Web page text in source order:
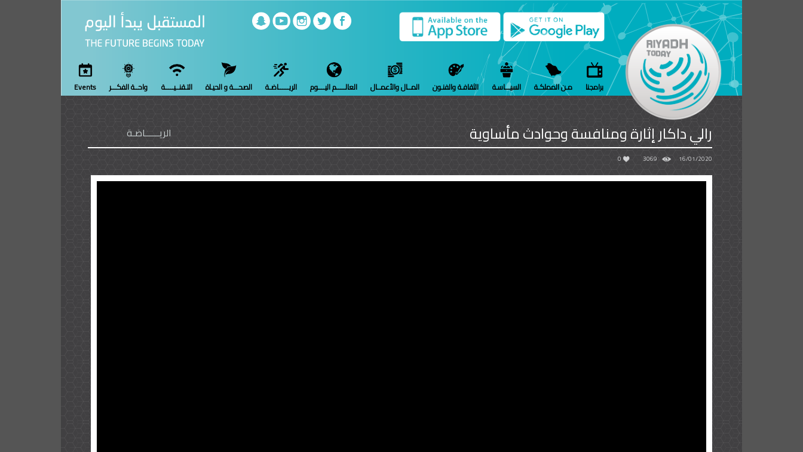
برامجنا مـن المملكـة السيـــاسـة الثقافـة والفنـون المــال والأعمــال العالـــــم اليــــوم الريــــــاضـة الصحـــة و الحيـاة التـقنــيـــــة واحــة الفكـــر Events
رالي داكار إثارة ومنافسة‫‬ وحوادث مأساوية الريــــــاضـة
16/01/2020
3069
0